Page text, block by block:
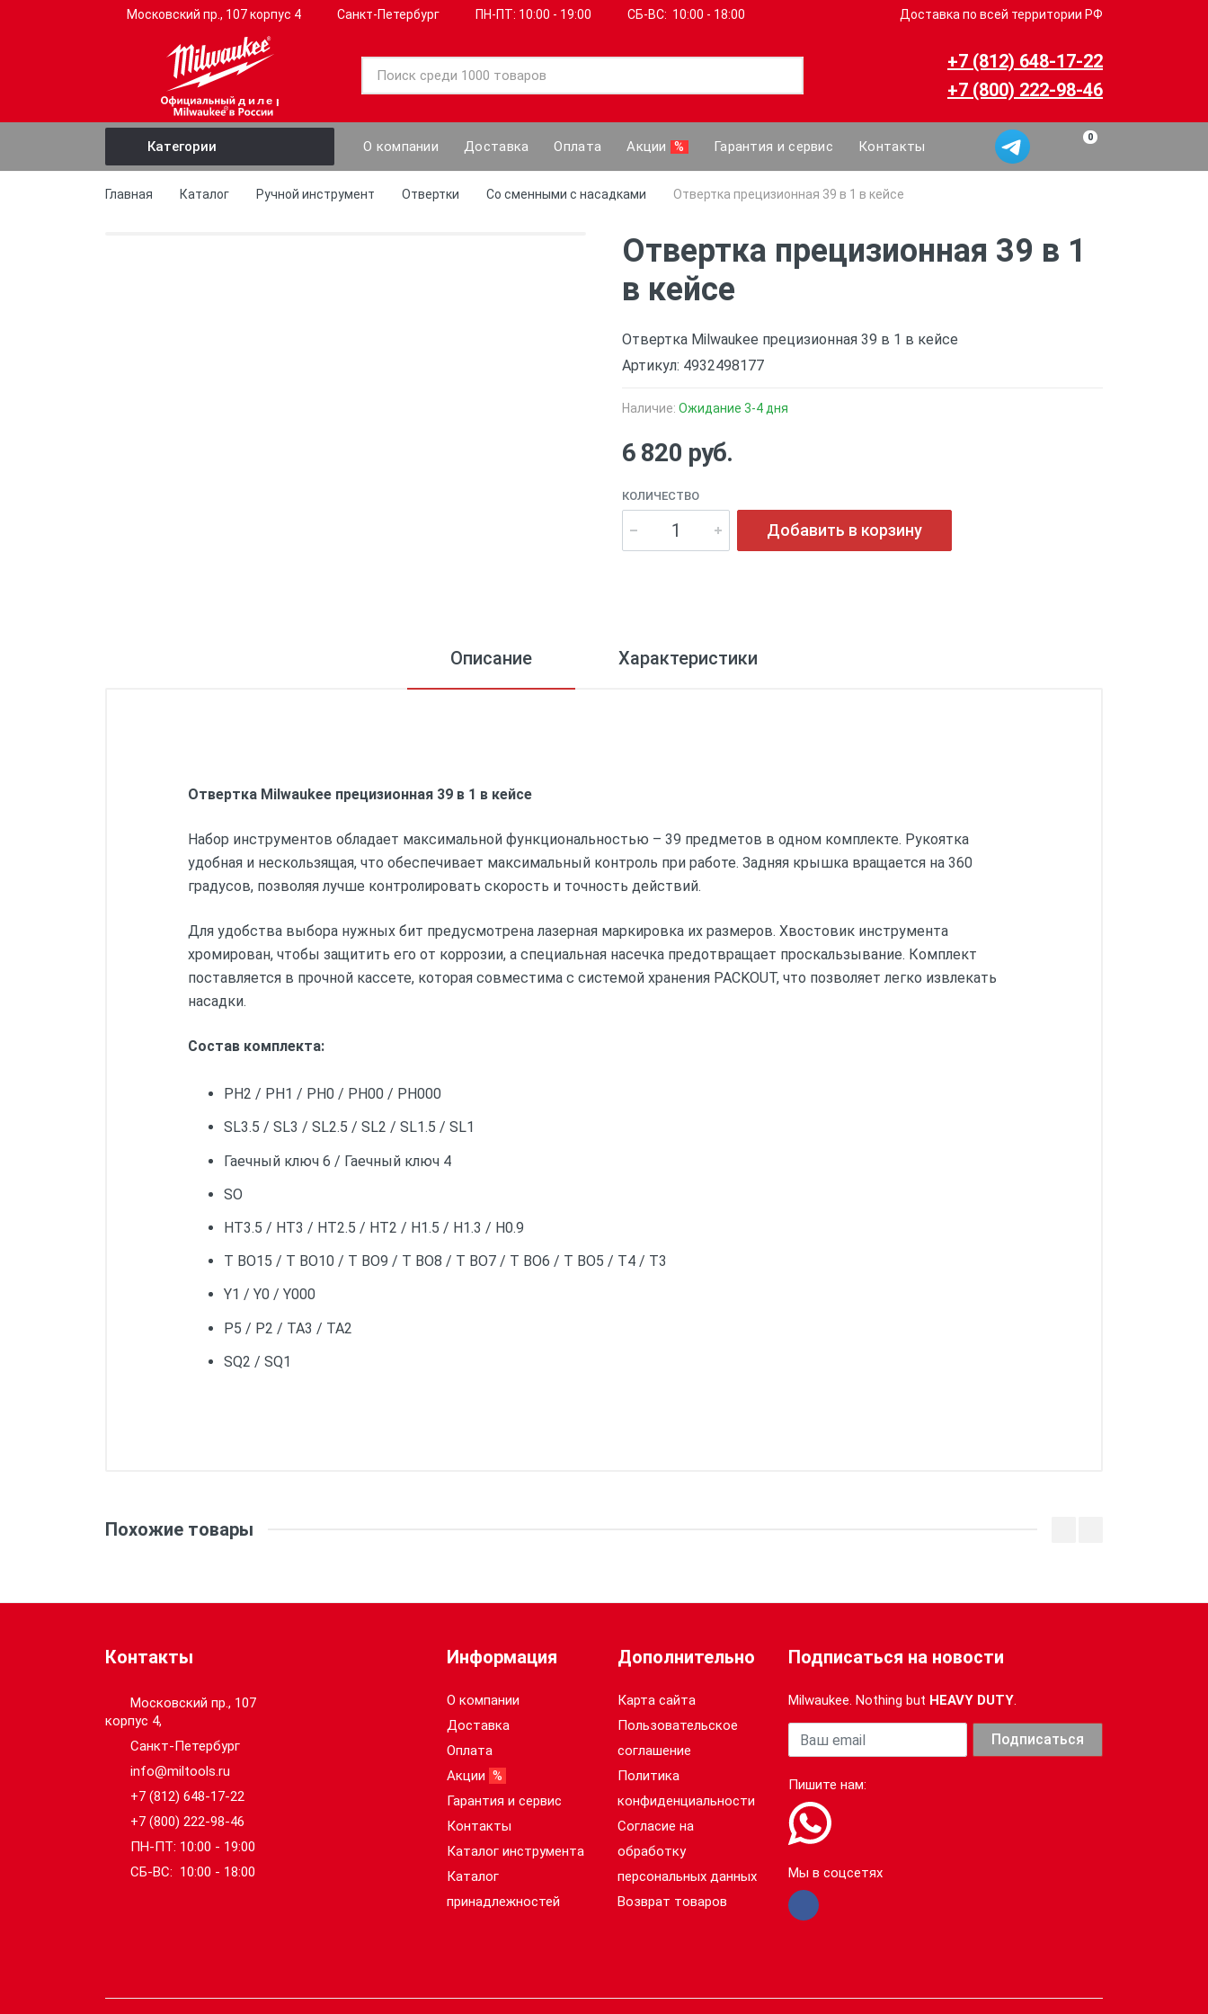
Московский пр., 107 корпус 4 Санкт-Петербург ПН-ПТ: 10:00 - 19:00 СБ-ВС: 10:00 - 18:00 Доставка по всей территории РФ
дилер
+7 (812) 648-17-22
+7 (800) 222-98-46
Электроинструмент
Категории О компании Доставка Оплата Акции % Гарантия и сервис Контакты
0
Главная Каталог Ручной инструмент Отвертки Со сменными с насадками Отвертка прецизионная 39 в 1 в кейсе
Отвертка прецизионная 39 в 1
в кейсе
Отвертка Milwaukee прецизионная 39 в 1 в кейсе
Артикул: 4932498177
Наличие: Ожидание 3-4 дня
6 820 руб.
КОЛИЧЕСТВО
Добавить в корзину
Описание Характеристики
Отвертка Milwaukee прецизионная 39 в 1 в кейсе
Набор инструментов обладает максимальной функциональностью – 39 предметов в одном комплекте. Рукоятка
удобная и нескользящая, что обеспечивает максимальный контроль при работе. Задняя крышка вращается на 360
градусов, позволяя лучше контролировать скорость и точность действий.
Для удобства выбора нужных бит предусмотрена лазерная маркировка их размеров. Хвостовик инструмента
хромирован, чтобы защитить его от коррозии, а специальная насечка предотвращает проскальзывание. Комплект
поставляется в прочной кассете, которая совместима с системой хранения PACKOUT, что позволяет легко извлекать
насадки.
Состав комплекта:
PH2 / PH1 / PH0 / PH00 / PH000
SL3.5 / SL3 / SL2.5 / SL2 / SL1.5 / SL1
Гаечный ключ 6 / Гаечный ключ 4
SO
HT3.5 / HT3 / HT2.5 / HT2 / H1.5 / H1.3 / H0.9
T BO15 / T BO10 / T BO9 / T BO8 / T BO7 / T BO6 / T BO5 / T4 / T3
Y1 / Y0 / Y000
P5 / P2 / TA3 / TA2
SQ2 / SQ1
Похожие товары
Контакты
Московский пр., 107
корпус 4,
Санкт-Петербург
info@miltools.ru
+7 (812) 648-17-22
+7 (800) 222-98-46
ПН-ПТ: 10:00 - 19:00
СБ-ВС: 10:00 - 18:00
Информация
О компании
Доставка
Оплата
Акции %
Гарантия и сервис
Контакты
Каталог инструмента
Каталог
принадлежностей
Дополнительно
Карта сайта
Пользовательское
соглашение
Политика
конфиденциальности
Согласие на
обработку
персональных данных
Возврат товаров
Подписаться на новости
Milwaukee. Nothing but HEAVY DUTY.
Ваша почта Подписаться
Пишите нам:
Мы в соцсетях